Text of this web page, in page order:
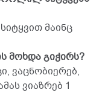
მაინც
მოხდა გიჭირს?
ვაცნობიერებ,
ვიაზრებ 1